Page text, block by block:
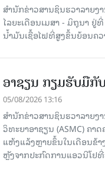
ສຳນັກຂ່າວສານຊິນຮວາລາຍງ
ໄລຍະເດືອນເມສາ - ມິຖຸນາ
ນໍ້າມັນເຊື້ອໄຟທີ່ສູງຂຶ້ນຍ້ອນຄວ
ອາຊຽນ ກຽມຮັບມື
05/08/2026 13:16
ສຳນັກຂ່າວສານຊິນຮວາລາຍ
ວິທະຍາອາຊຽນ (ASMC) ຄາ
ແຫ້ງແລ້ງຫຼາຍຂຶ້ນໃນເດືອນຂ້
ຫຼັງຈາກປະກົດການແອວນີໂຢ